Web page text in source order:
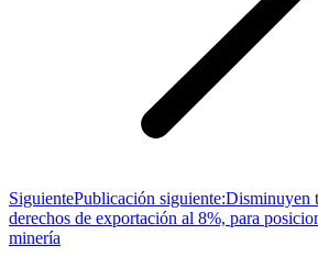
SiguientePublicación siguiente:Disminuyen
derechos de exportación al 8%, para
minería